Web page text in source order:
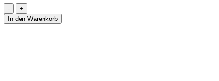
Ohrringe
aus
grüner
In den Warenkorb